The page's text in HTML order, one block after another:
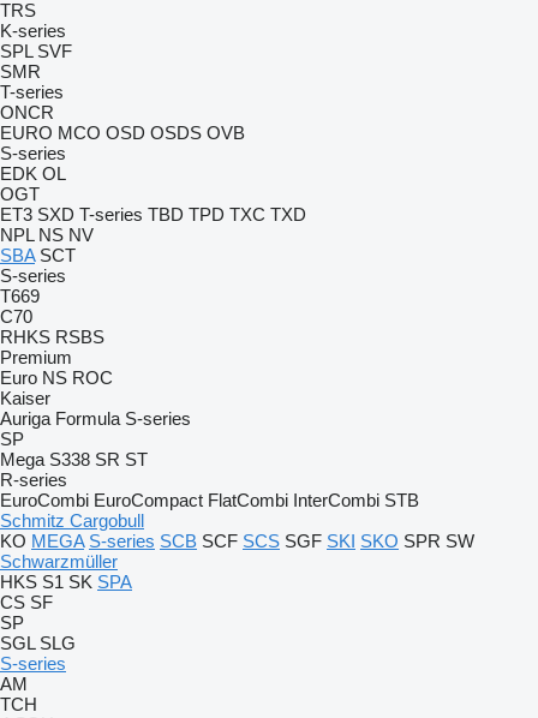
TRS
K-series
SPL SVF
SMR
T-series
ONCR
EURO MCO OSD OSDS OVB
S-series
EDK OL
OGT
ET3 SXD T-series TBD TPD TXC TXD
NPL NS NV
SBA SCT
S-series
T669
C70
RHKS RSBS
Premium
Euro NS ROC
Kaiser
Auriga Formula S-series
SP
Mega S338 SR ST
R-series
EuroCombi EuroCompact FlatCombi InterCombi STB
Schmitz Cargobull
KO MEGA S-series SCB SCF SCS SGF SKI SKO SPR SW
Schwarzmüller
HKS S1 SK SPA
CS SF
SP
SGL SLG
S-series
AM
TCH